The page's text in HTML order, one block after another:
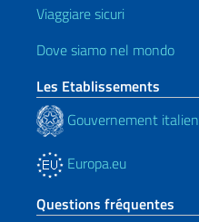
Viaggiare sicuri
Dove siamo nel mondo
Les Etablissements
Gouvernement italien
Europa.eu
Questions fréquentes